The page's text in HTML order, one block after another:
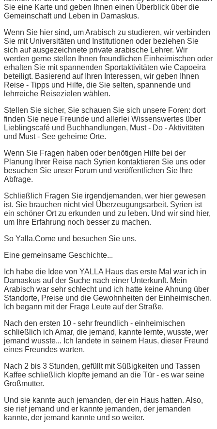
Sie eine Karte und geben Ihnen einen Überblick über die
Gemeinschaft und Leben in Damaskus.
Wenn Sie hier sind, um Arabisch zu studieren, wir verbinden
Sie mit Universitäten und Institutionen oder beziehen Sie
sich auf ausgezeichnete private arabische Lehrer. Wir
werden gerne stellen Ihnen freundlichen Einheimischen oder
erhalten Sie mit spannenden Sportaktivitäten wie Capoeira
beteiligt. Basierend auf Ihren Interessen, wir geben Ihnen
Reise - Tipps und Hilfe, die Sie selten, spannende und
lehrreiche Reisezielen wählen.
Stellen Sie sicher, Sie schauen Sie sich unsere Foren: dort
finden Sie neue Freunde und allerlei Wissenswertes über
Lieblingscafé und Buchhandlungen, Must - Do - Aktivitäten
und Must - See geheime Orte.
Wenn Sie Fragen haben oder benötigen Hilfe bei der
Planung Ihrer Reise nach Syrien kontaktieren Sie uns oder
besuchen Sie unser Forum und veröffentlichen Sie Ihre
Abfrage.
Schließlich Fragen Sie irgendjemanden, wer hier gewesen
ist. Sie brauchen nicht viel Überzeugungsarbeit. Syrien ist
ein schöner Ort zu erkunden und zu leben. Und wir sind hier,
um Ihre Erfahrung noch besser zu machen.
So Yalla.Come und besuchen Sie uns.
Eine gemeinsame Geschichte...
Ich habe die Idee von YALLA Haus das erste Mal war ich in
Damaskus auf der Suche nach einer Unterkunft. Mein
Arabisch war sehr schlecht und ich hatte keine Ahnung über
Standorte, Preise und die Gewohnheiten der Einheimischen.
Ich begann mit der Frage Leute auf der Straße.
Nach den ersten 10 - sehr freundlich - einheimischen
schließlich ich Amar, die jemand, kannte lernte, wusste, wer
jemand wusste... Ich landete in seinem Haus, dieser Freund
eines Freundes warten.
Nach 2 bis 3 Stunden, gefüllt mit Süßigkeiten und Tassen
Kaffee schließlich klopfte jemand an die Tür - es war seine
Großmutter.
Und sie kannte auch jemanden, der ein Haus hatten. Also,
sie rief jemand und er kannte jemanden, der jemanden
kannte, der jemand kannte und so weiter.